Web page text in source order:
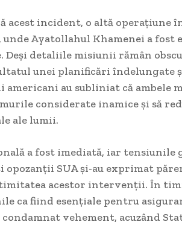
acest incident, o altă operațiune
Ayatollahul Khamenei a
Deși detaliile misiunii rămân
unei planificări îndelungate
americani au subliniat că ambele
considerate inamice și să
ale lumii.
a fost imediată, iar tensiunile
opozanții SUA și-au exprimat
acestor intervenții. În
ca fiind esențiale pentru
vehement, acuzând